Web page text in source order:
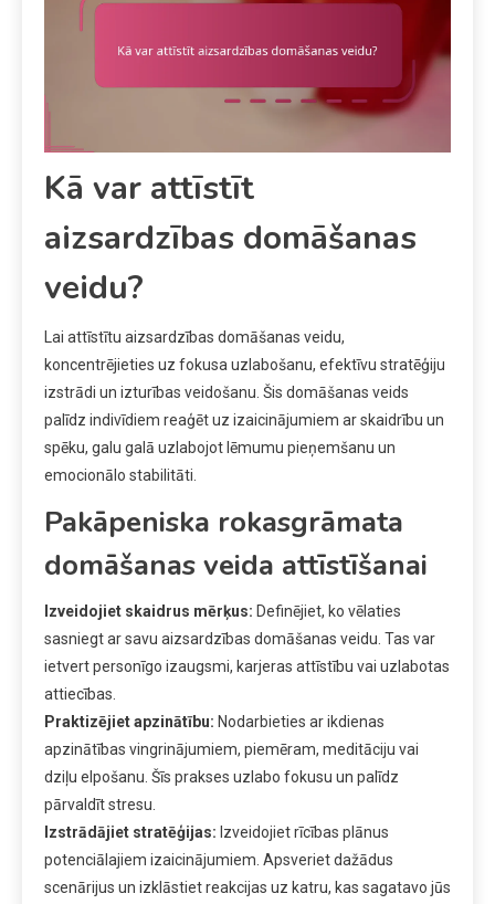
Kā var attīstīt
aizsardzības domāšanas
veidu?
Lai attīstītu aizsardzības domāšanas veidu,
koncentrējieties uz fokusa uzlabošanu, efektīvu stratēģiju
izstrādi un izturības veidošanu. Šis domāšanas veids
palīdz indivīdiem reaģēt uz izaicinājumiem ar skaidrību un
spēku, galu galā uzlabojot lēmumu pieņemšanu un
emocionālo stabilitāti.
Pakāpeniska rokasgrāmata
domāšanas veida attīstīšanai
Izveidojiet skaidrus mērķus: Definējiet, ko vēlaties
sasniegt ar savu aizsardzības domāšanas veidu. Tas var
ietvert personīgo izaugsmi, karjeras attīstību vai uzlabotas
attiecības.
Praktizējiet apzinātību: Nodarbieties ar ikdienas
apzinātības vingrinājumiem, piemēram, meditāciju vai
dziļu elpošanu. Šīs prakses uzlabo fokusu un palīdz
pārvaldīt stresu.
Izstrādājiet stratēģijas: Izveidojiet rīcības plānus
potenciālajiem izaicinājumiem. Apsveriet dažādus
scenārijus un izklāstiet reakcijas uz katru, kas sagatavo jūs